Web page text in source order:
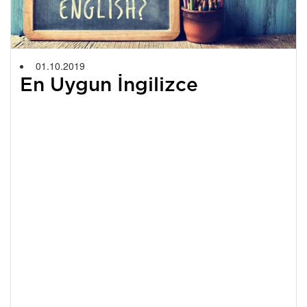
01.10.2019
En Uygun İngilizce